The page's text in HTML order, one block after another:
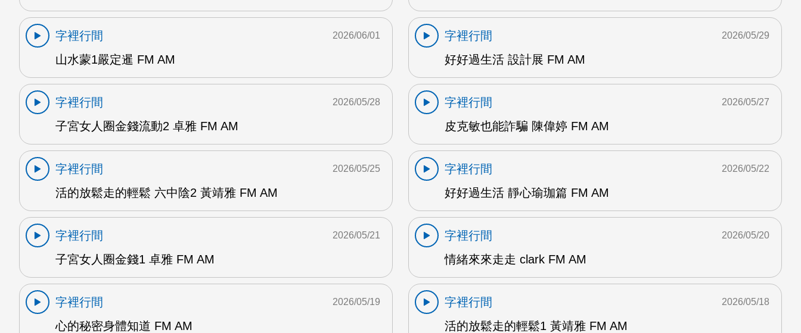
字裡行間
山水蒙1嚴定暹 FM AM
2026/06/01
字裡行間
好好過生活 設計展 FM AM
2026/05/29
字裡行間
子宮女人圈金錢流動2 卓雅 FM AM
2026/05/28
字裡行間
皮克敏也能詐騙 陳偉婷 FM AM
2026/05/27
字裡行間
活的放鬆走的輕鬆 六中陰2 黃靖雅 FM AM
2026/05/25
字裡行間
好好過生活 靜心瑜珈篇 FM AM
2026/05/22
字裡行間
子宮女人圈金錢1 卓雅 FM AM
2026/05/21
字裡行間
情緒來來走走 clark FM AM
2026/05/20
字裡行間
心的秘密身體知道 FM AM
2026/05/19
字裡行間
活的放鬆走的輕鬆1 黃靖雅 FM AM
2026/05/18